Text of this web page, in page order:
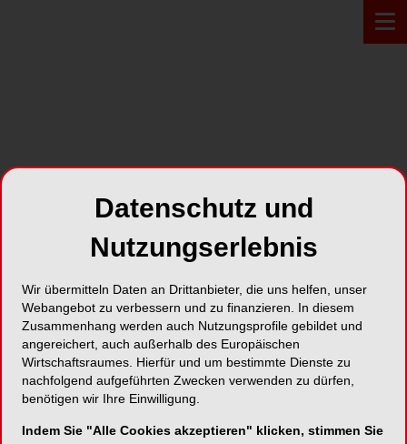
PROFIL*
Werbe Ideen MIT BISS
22926 Ahrensburg
Karte
Telefon:
+49 (0) 4102-692670
Datenschutz und
Nutzungserlebnis
Wir übermitteln Daten an Drittanbieter, die uns helfen, unser
Webangebot zu verbessern und zu finanzieren. In diesem
Zusammenhang werden auch Nutzungsprofile gebildet und
angereichert, auch außerhalb des Europäischen
Wirtschaftsraumes. Hierfür und um bestimmte Dienste zu
nachfolgend aufgeführten Zwecken verwenden zu dürfen,
benötigen wir Ihre Einwilligung.
Indem Sie "Alle Cookies akzeptieren" klicken, stimmen Sie